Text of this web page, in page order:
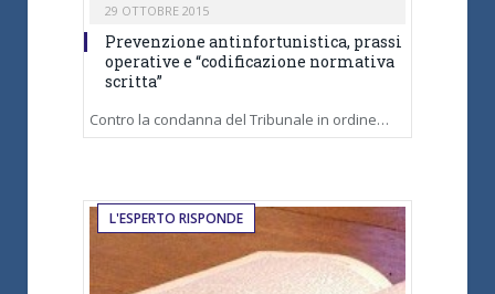
29 OTTOBRE 2015
Prevenzione antinfortunistica, prassi
operative e “codificazione normativa
scritta”
Contro la condanna del Tribunale in ordine…
L'ESPERTO RISPONDE